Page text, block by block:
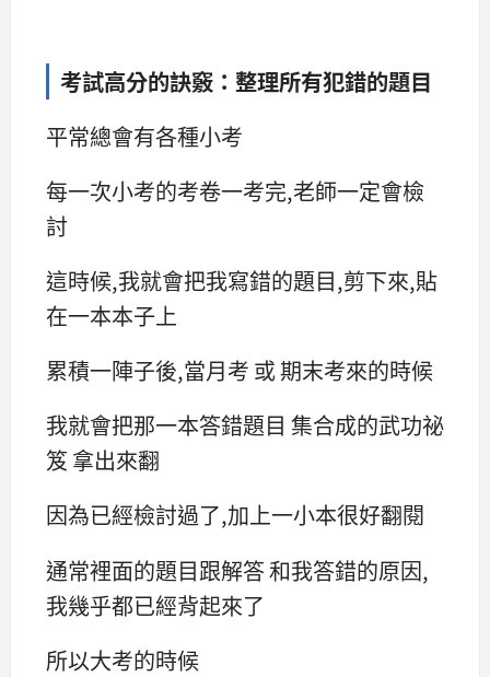
考試高分的訣竅：整理所有犯錯的題目
平常總會有各種小考
每一次小考的考卷一考完,老師一定會檢
討
這時候,我就會把我寫錯的題目,剪下來,貼
在一本本子上
累積一陣子後,當月考 或 期末考來的時候
我就會把那一本答錯題目 集合成的武功祕
笈 拿出來翻
因為已經檢討過了,加上一小本很好翻閱
通常裡面的題目跟解答 和我答錯的原因,
我幾乎都已經背起來了
所以大考的時候